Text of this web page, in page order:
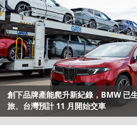
創下品牌產能爬升新紀錄，BMW 已
旅、台灣預計 11 月開始交車